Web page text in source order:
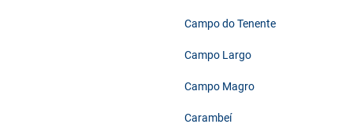
Campo do Tenente
Campo Largo
Campo Magro
Carambeí